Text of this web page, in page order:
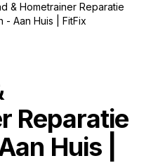
& Hometrainer Reparatie
- Aan Huis | FitFix
Reparatie
Huis |